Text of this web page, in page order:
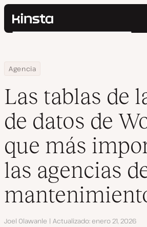
Kinsta®
Precios
Contacto
Buscar
Home
Centro de Recursos
Blog
Agencia
Las tablas de la base de datos de
Las tablas de
de datos de
que más
las agencias
Autor
Joel Olawanle Actualizado enero 21, 2026